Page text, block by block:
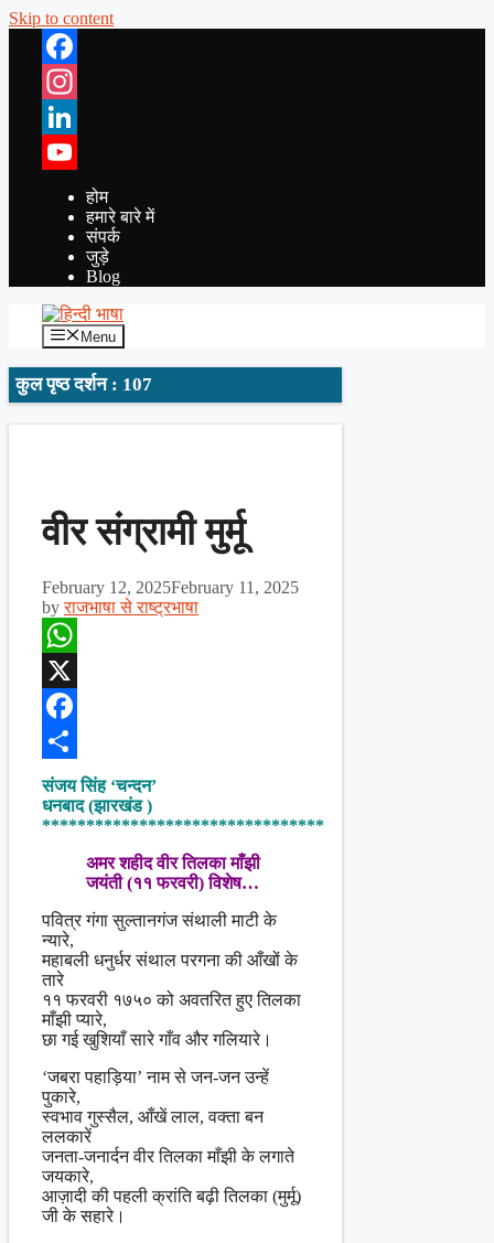
Skip to content
Facebook
Instagram
LinkedIn
YouTube
होम
हमारे बारे में
संपर्क
जुड़े
Blog
Menu
कुल पृष्ठ दर्शन : 107
वीर संग्रामी मुर्मू
February 12, 2025February 11, 2025
byराजभाषा से राष्ट्रभाषा
WhatsApp
X
Facebook
Share
संजय सिंह ‘चन्दन’
धनबाद (झारखंड )
********************************
अमर शहीद वीर तिलका माँझी
जयंती (११ फरवरी) विशेष…
पवित्र गंगा सुल्तानगंज संथाली माटी के
न्यारे,
महाबली धनुर्धर संथाल परगना की आँखों के
तारे
११ फरवरी १७५० को अवतरित हुए तिलका
माँझी प्यारे,
छा गई खुशियाँ सारे गाँव और गलियारे।
‘जबरा पहाड़िया’ नाम से जन-जन उन्हें
पुकारे,
स्वभाव गुस्सैल, आँखें लाल, वक्ता बन
ललकारें
जनता-जनार्दन वीर तिलका माँझी के लगाते
जयकारे,
आज़ादी की पहली क्रांति बढ़ी तिलका (मुर्मू)
जी के सहारे।